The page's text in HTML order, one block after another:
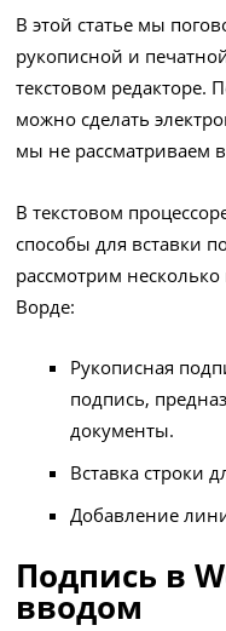
В этой статье мы
рукописной и
текстовом
можно сделать
мы не рассматриваем
В текстовом
способы для вставки
рассмотрим
Ворде:
Рукописная
подпись,
документы.
Вставка строки
Добавление
Подпись в
вводом